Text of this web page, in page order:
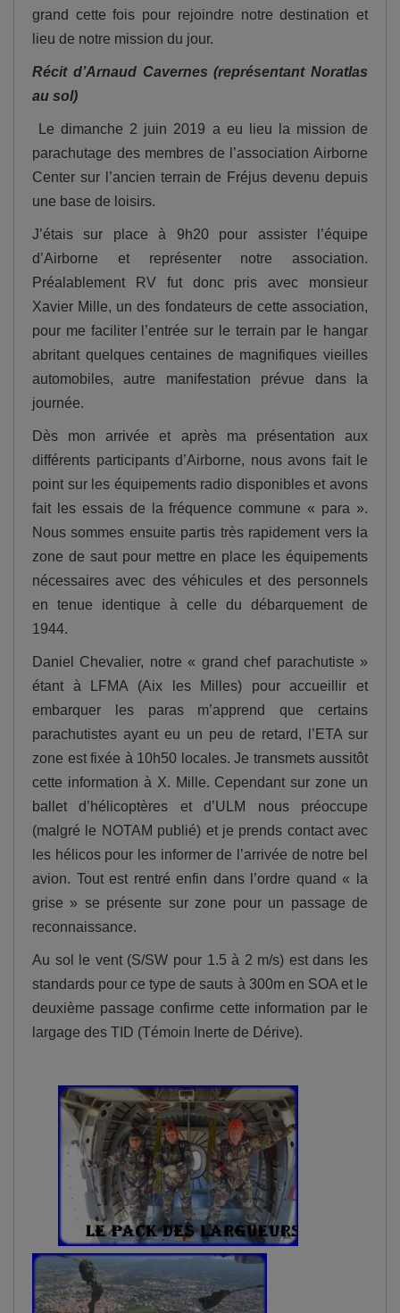
grand cette fois pour rejoindre notre destination et
lieu de notre mission du jour.
Récit d’Arnaud Cavernes (représentant Noratlas
au sol)
Le dimanche 2 juin 2019 a eu lieu la mission de
parachutage des membres de l’association Airborne
Center sur l’ancien terrain de Fréjus devenu depuis
une base de loisirs.
J’étais sur place à 9h20 pour assister l’équipe
d’Airborne et représenter notre association.
Préalablement RV fut donc pris avec monsieur
Xavier Mille, un des fondateurs de cette association,
pour me faciliter l’entrée sur le terrain par le hangar
abritant quelques centaines de magnifiques vieilles
automobiles, autre manifestation prévue dans la
journée.
Dès mon arrivée et après ma présentation aux
différents participants d’Airborne, nous avons fait le
point sur les équipements radio disponibles et avons
fait les essais de la fréquence commune « para ».
Nous sommes ensuite partis très rapidement vers la
zone de saut pour mettre en place les équipements
nécessaires avec des véhicules et des personnels
en tenue identique à celle du débarquement de
1944.
Daniel Chevalier, notre « grand chef parachutiste »
étant à LFMA (Aix les Milles) pour accueillir et
embarquer les paras m’apprend que certains
parachutistes ayant eu un peu de retard, l’ETA sur
zone est fixée à 10h50 locales. Je transmets aussitôt
cette information à X. Mille. Cependant sur zone un
ballet d’hélicoptères et d’ULM nous préoccupe
(malgré le NOTAM publié) et je prends contact avec
les hélicos pour les informer de l’arrivée de notre bel
avion. Tout est rentré enfin dans l’ordre quand « la
grise » se présente sur zone pour un passage de
reconnaissance.
Au sol le vent (S/SW pour 1.5 à 2 m/s) est dans les
standards pour ce type de sauts à 300m en SOA et le
deuxième passage confirme cette information par le
largage des TID (Témoin Inerte de Dérive).